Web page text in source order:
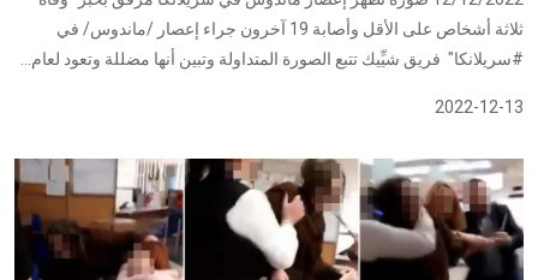
ثلاثة أشخاص على الأقل وأصابة 19 آخرون جراء إعصار /ماندوس/ في
#سريلانكا" فريق شيِّيك تتبع الصورة المتداولة وتبين أنها مضللة وتعود لعام...
2022-12-13